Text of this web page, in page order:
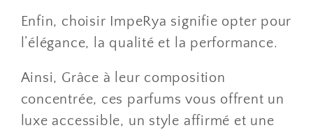
Enfin, choisir ImpeRya signifie opter pour
l’élégance, la qualité et la performance.
Ainsi, Grâce à leur composition
concentrée, ces parfums vous offrent un
luxe accessible, un style affirmé et une